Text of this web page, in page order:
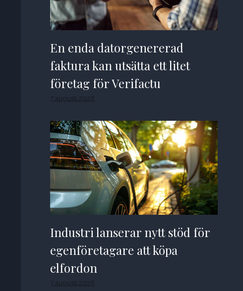
En enda datorgenererad
faktura kan utsätta ett litet
företag för Verifactu
7 augusti 2026
Industri lanserar nytt stöd för
egenföretagare att köpa
elfordon
7 augusti 2026